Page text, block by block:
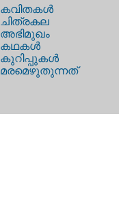
കവിതകള്‍
ചിത്രകല
അഭിമുഖം
കഥകള്‍
കുറിപ്പുകള്‍
മരമെഴുതുന്നത്